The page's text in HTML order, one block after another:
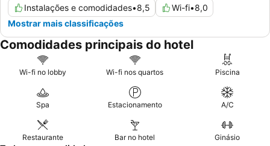
Instalações e comodidades•8,5 Wi-fi•8,0
Mostrar mais classificações
Comodidades principais do hotel
Wi-fi no lobby Wi-fi nos quartos Piscina
Spa Estacionamento A/C
Restaurante Bar no hotel Ginásio